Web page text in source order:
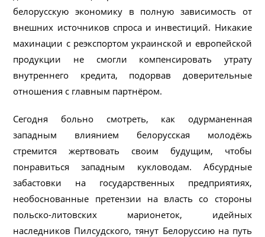
белорусскую экономику в полную зависимость от
внешних источников спроса и инвестиций. Никакие
махинации с реэкспортом украинской и европейской
продукции не смогли компенсировать утрату
внутреннего кредита, подорвав доверительные
отношения с главным партнёром.
Сегодня больно смотреть, как одурманенная
западным влиянием белорусская молодёжь
стремится жертвовать своим будущим, чтобы
понравиться западным кукловодам. Абсурдные
забастовки на государственных предприятиях,
необоснованные претензии на власть со стороны
польско-литовских марионеток, идейных
наследников Пилсудского, тянут Белоруссию на путь